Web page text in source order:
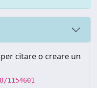
citare o creare un